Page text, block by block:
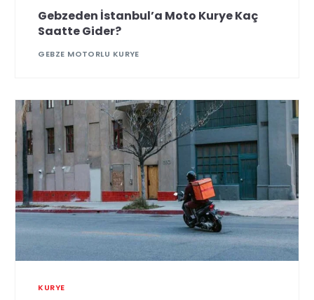
Gebzeden İstanbul’a Moto Kurye Kaç
Saatte Gider?
GEBZE MOTORLU KURYE
KURYE